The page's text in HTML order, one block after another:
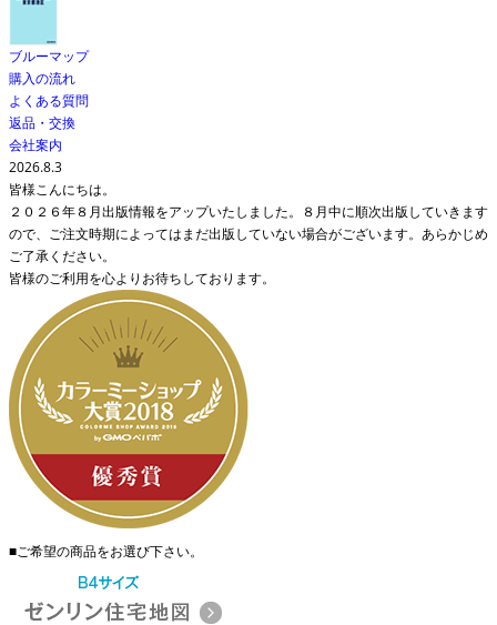
ブルーマップ
購入の流れ
よくある質問
返品・交換
会社案内
2026.8.3
皆様こんにちは。
２０２６年８月出版情報をアップいたしました。８月中に順次出版していきます
ので、ご注文時期によってはまだ出版していない場合がございます。あらかじめ
ご了承ください。
皆様のご利用を心よりお待ちしております。
■ご希望の商品をお選び下さい。